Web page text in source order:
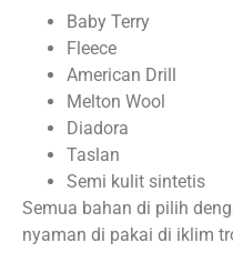
Baby Terry
Fleece
American Drill
Melton Wool
Diadora
Taslan
Semi kulit sintetis
Semua bahan di pilih
nyaman di pakai di iklim